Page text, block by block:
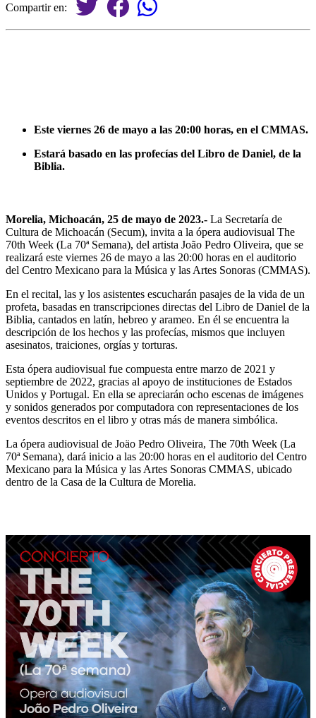
Compartir en:
Este viernes 26 de mayo a las 20:00 horas, en el CMMAS.
Estará basado en las profecías del Libro de Daniel, de la
Biblia.
Morelia, Michoacán, 25 de mayo de 2023.- La Secretaría de
Cultura de Michoacán (Secum), invita a la ópera audiovisual The
70th Week (La 70ª Semana), del artista João Pedro Oliveira, que se
realizará este viernes 26 de mayo a las 20:00 horas en el auditorio
del Centro Mexicano para la Música y las Artes Sonoras (CMMAS).
En el recital, las y los asistentes escucharán pasajes de la vida de un
profeta, basadas en transcripciones directas del Libro de Daniel de la
Biblia, cantados en latín, hebreo y arameo. En él se encuentra la
descripción de los hechos y las profecías, mismos que incluyen
asesinatos, traiciones, orgías y torturas.
Esta ópera audiovisual fue compuesta entre marzo de 2021 y
septiembre de 2022, gracias al apoyo de instituciones de Estados
Unidos y Portugal. En ella se apreciarán ocho escenas de imágenes
y sonidos generados por computadora con representaciones de los
eventos descritos en el libro y otras más de manera simbólica.
La ópera audiovisual de Joäo Pedro Oliveira, The 70th Week (La
70ª Semana), dará inicio a las 20:00 horas en el auditorio del Centro
Mexicano para la Música y las Artes Sonoras CMMAS, ubicado
dentro de la Casa de la Cultura de Morelia.